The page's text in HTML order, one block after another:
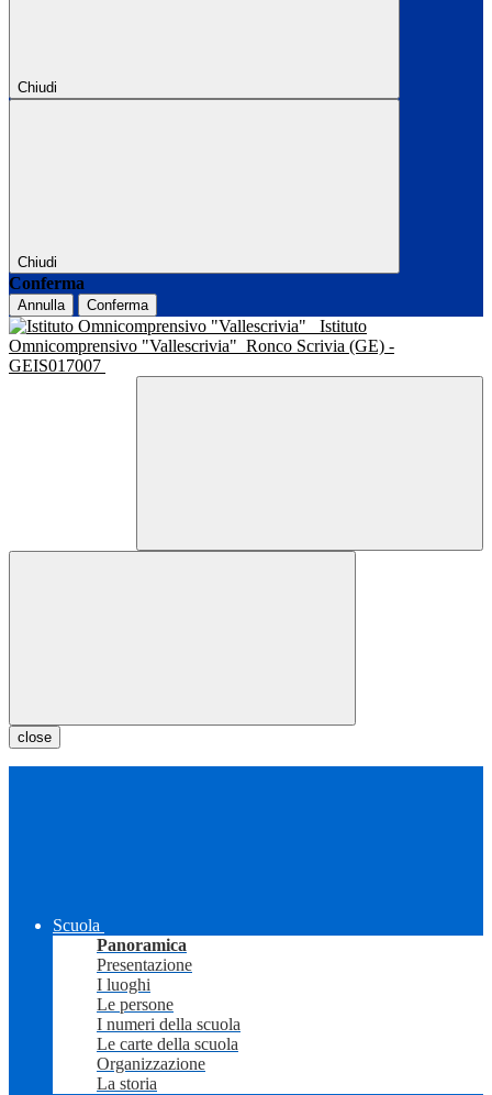
Chiudi
Chiudi
Conferma
Annulla Conferma
Istituto
Omnicomprensivo "Vallescrivia" Ronco Scrivia (GE) -
GEIS017007
close
Scuola
Panoramica
Presentazione
I luoghi
Le persone
I numeri della scuola
Le carte della scuola
Organizzazione
La storia